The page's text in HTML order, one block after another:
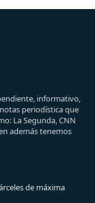
informativo,
periodística que
La Segunda, CNN
además tenemos
de máxima